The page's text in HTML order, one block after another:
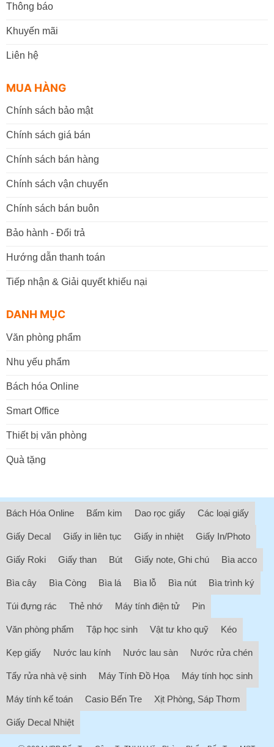
Thông báo
Khuyến mãi
Liên hệ
MUA HÀNG
Chính sách bảo mật
Chính sách giá bán
Chính sách bán hàng
Chính sách vận chuyển
Chính sách bán buôn
Bảo hành - Đổi trả
Hướng dẫn thanh toán
Tiếp nhận & Giải quyết khiếu nại
DANH MỤC
Văn phòng phẩm
Nhu yếu phẩm
Bách hóa Online
Smart Office
Thiết bị văn phòng
Quà tặng
Bách Hóa Online Bấm kim Dao rọc giấy Các loại giấy
Giấy Decal Giấy in liên tục Giấy in nhiệt Giấy In/Photo
Giấy Roki Giấy than Bút Giấy note, Ghi chú Bìa acco
Bìa cây Bìa Còng Bìa lá Bìa lỗ Bìa nút Bìa trình ký
Túi đựng rác Thẻ nhớ Máy tính điện tử Pin
Văn phòng phẩm Tập học sinh Vật tư kho quỹ Kéo
Kẹp giấy Nước lau kính Nước lau sàn Nước rửa chén
Tẩy rửa nhà vệ sinh Máy Tính Đồ Họa Máy tính học sinh
Máy tính kế toán Casio Bến Tre Xịt Phòng, Sáp Thơm
Giấy Decal Nhiệt